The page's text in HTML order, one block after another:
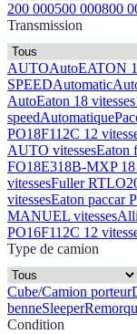
200 000500 000800
Transmission
AUTOAutoEATON
SPEEDAutomatic
AutoEaton 18 vitesses
speedAutomatique
PO18F112C 12
AUTO vitessesEaton
FO18E318B-MXP 18
vitessesFuller
vitessesEaton paccar
MANUEL vitesses
PO16F112C 12
Type de camion
Cube/Camion porteur
benneSleeper
Condition